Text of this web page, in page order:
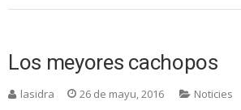
Los meyores cachopos
lasidra 26 de mayu, 2016 Noticies